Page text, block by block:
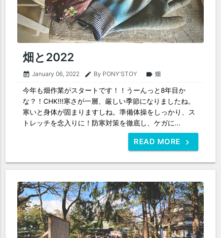
畑と2022
event_note January 06, 2022 edit By PONY'STOY label 畑
今年も畑作業がスタートです！！うーんっと8年目か
な？！CHK!!!寒さが一層、厳しい季節になりましたね。
寒いと身体が固まりますしね。準備体操をしっかり、ス
トレッチを念入りに！防寒対策を徹底し、ケガに...
READ MORE